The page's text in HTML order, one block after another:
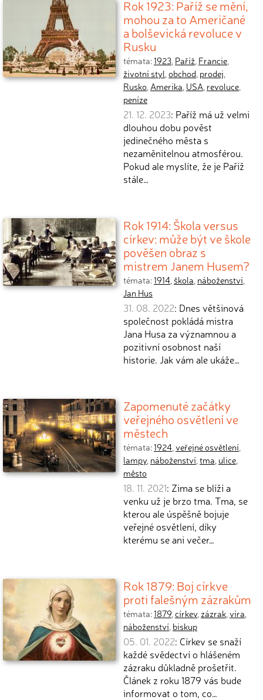
Rok 1923: Paříž se mění,
mohou za to Američané
a bolševická revoluce v
Rusku
témata:1923, Paříž, Francie,
životní styl,obchod, prodej,
Rusko,Amerika, USA, revoluce,
peníze
21. 12. 2023: Paříž má už velmi
dlouhou dobu pověst
jedinečného města s
nezaměnitelnou atmosférou.
Pokud ale myslíte, že je Paříž
stále…
Rok 1914: Škola versus
církev: může být ve škole
pověšen obraz s
mistrem Janem Husem?
témata:1914, škola, náboženství,
Jan Hus
31. 08. 2022: Dnes většinová
společnost pokládá mistra
Jana Husa za významnou a
pozitivní osobnost naší
historie. Jak vám ale ukáže…
Zapomenuté začátky
veřejného osvětlení ve
městech
témata:1924,veřejné osvětlení,
lampy, náboženství,tma, ulice,
město
18. 11. 2021: Zima se blíží a
venku už je brzo tma. Tma, se
kterou ale úspěšně bojuje
veřejné osvětlení, díky
kterému se ani večer…
Rok 1879: Boj církve
proti falešným zázrakům
témata:1879,církev, zázrak,víra,
náboženství, biskup
05. 01. 2022: Církev se snaží
každé svědectví o hlášeném
zázraku důkladně prošetřit.
Článek z roku 1879 vás bude
informovat o tom, co…